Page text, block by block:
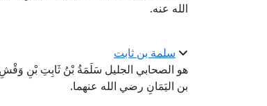
الله عنه.
سلمة بن ثابت
هو الصحابي الجليل سَلَمَةُ بْنُ ثَابِتِ بْنِ
بن اليَمَانِ رضي الله عنهما.